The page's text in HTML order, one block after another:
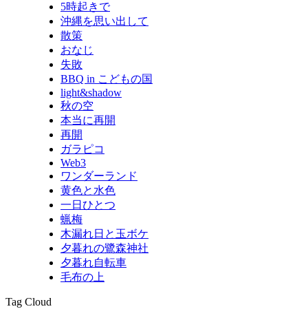
5時起きで
沖縄を思い出して
散策
おなじ
失敗
BBQ in こどもの国
light&shadow
秋の空
本当に再開
再開
ガラピコ
Web3
ワンダーランド
黄色と水色
一日ひとつ
蝋梅
木漏れ日と玉ボケ
夕暮れの鷺森神社
夕暮れ自転車
毛布の上
Tag Cloud